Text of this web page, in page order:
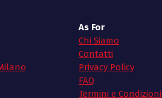
As For
Chi Siamo
Contatti
Privacy Policy
FAQ
Termini e Condizioni